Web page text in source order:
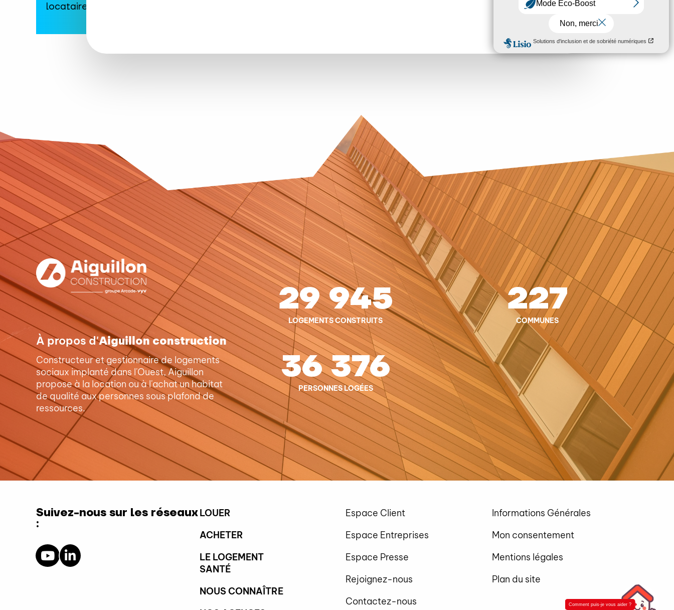
locataires
À propos d'Aiguillon construction
Constructeur et gestionnaire de logements
sociaux implanté dans l'Ouest, Aiguillon
propose à la location ou à l'achat un habitat
de qualité aux personnes sous plafond de
ressources.
29 945
LOGEMENTS CONSTRUITS
227
COMMUNES
36 376
PERSONNES LOGÉES
Suivez-nous sur les réseaux
:
LOUER
ACHETER
LE LOGEMENT
SANTÉ
NOUS CONNAÎTRE
Espace Client
Espace Entreprises
Espace Presse
Rejoignez-nous
Contactez-nous
Informations Générales
Mon consentement
Mentions légales
Plan du site
Comment puis-je vous aider ?